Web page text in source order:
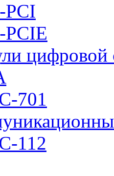
PCI
PCIE
цифровой
701
112